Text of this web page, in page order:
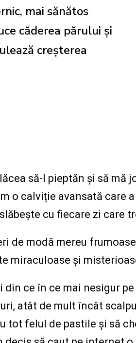
mai sănătos
căderea părului și
creșterea
să-l pieptăn și să mă
o calviție avansată care
cu fiecare zi care
de modă mereu
miraculoase și
ce în ce mai nesigur
atât de mult încât
tot felul de pastile și să